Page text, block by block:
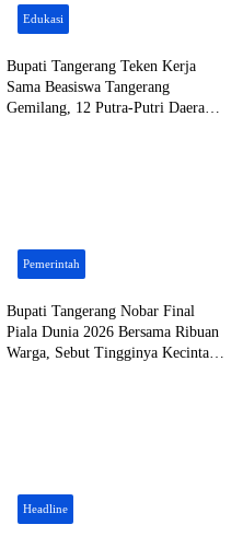
Edukasi
Bupati Tangerang Teken Kerja
Sama Beasiswa Tangerang
Gemilang, 12 Putra-Putri Daerah
Pemerintah
Bupati Tangerang Nobar Final
Piala Dunia 2026 Bersama Ribuan
Warga, Sebut Tingginya Kecintaan
Headline